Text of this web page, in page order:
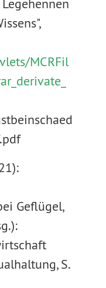
MCRFil
Geflügel,
S.